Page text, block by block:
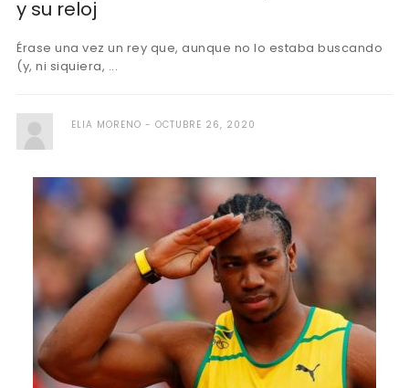
y su reloj
Érase una vez un rey que, aunque no lo estaba buscando
(y, ni siquiera, ...
ELIA MORENO OCTUBRE 26, 2020